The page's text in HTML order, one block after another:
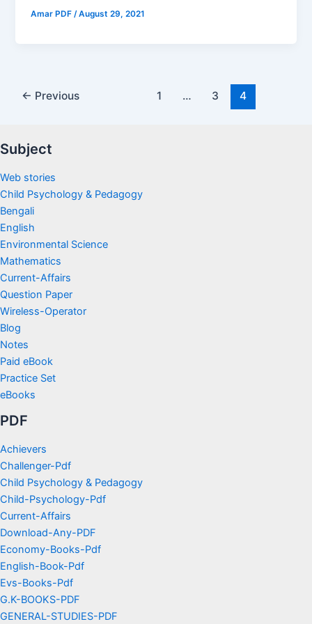
Amar PDF/August 29, 2021
← Previous 1 … 3 4
Subject
Web stories
Child Psychology & Pedagogy
Bengali
English
Environmental Science
Mathematics
Current-Affairs
Question Paper
Wireless-Operator
Blog
Notes
Paid eBook
Practice Set
eBooks
PDF
Achievers
Challenger-Pdf
Child Psychology & Pedagogy
Child-Psychology-Pdf
Current-Affairs
Download-Any-PDF
Economy-Books-Pdf
English-Book-Pdf
Evs-Books-Pdf
G.K-BOOKS-PDF
GENERAL-STUDIES-PDF